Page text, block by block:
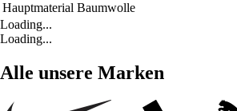
Hauptmaterial Baumwolle
Loading...
Loading...
Alle unsere Marken